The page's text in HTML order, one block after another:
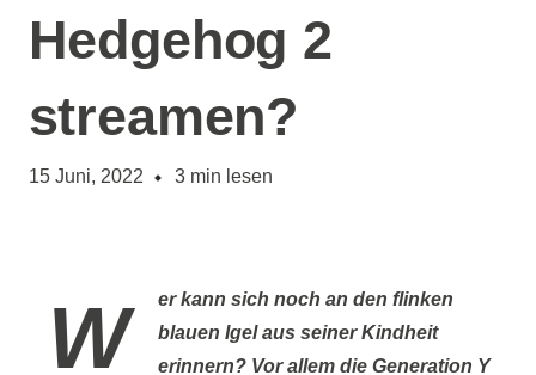
Hedgehog 2
streamen?
15 Juni, 2022 3 min lesen
Wer kann sich noch an den flinken
blauen Igel aus seiner Kindheit
erinnern? Vor allem die Generation Y